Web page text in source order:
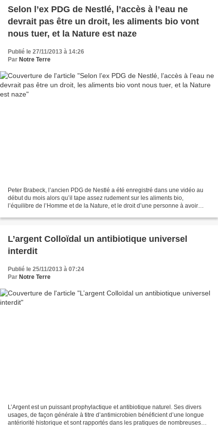
Selon l’ex PDG de Nestlé, l’accès à l’eau ne
devrait pas être un droit, les aliments bio vont
nous tuer, et la Nature est naze
Publié le 27/11/2013 à 14:26
Par Notre Terre
Peter Brabeck, l’ancien PDG de Nestlé a été enregistré dans une vidéo au
début du mois alors qu’il tape assez rudement sur les aliments bio,
l’équilibre de l’Homme et de la Nature, et le droit d’une personne à avoir
L’argent Colloïdal un antibiotique universel
interdit
Publié le 25/11/2013 à 07:24
Par Notre Terre
L’Argent est un puissant prophylactique et antibiotique naturel. Ses divers
usages, de façon générale à titre d’antimicrobien bénéficient d’une longue
antériorité historique et sont rapportés dans les pratiques de nombreuses